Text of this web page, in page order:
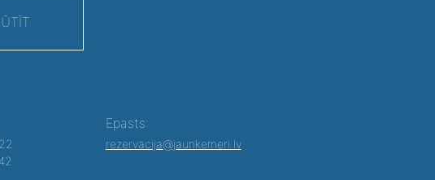
Epasts:
rezervacija@jaunkemeri.lv